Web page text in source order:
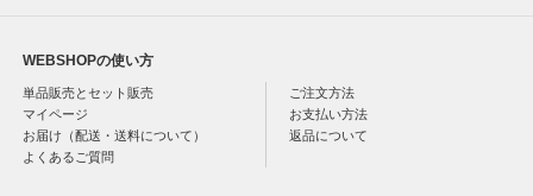
WEBSHOPの使い方
単品販売とセット販売
ご注文方法
マイページ
お支払い方法
お届け（配送・送料について）
返品について
よくあるご質問